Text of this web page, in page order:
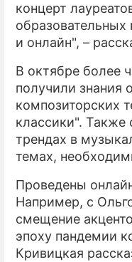
концерт
и онлайн", –
В октябре более
получили знания
композиторских
классики". Также
трендах в
темах,
Проведены
Например, с
смещение
эпоху пандемии
Кривицкая